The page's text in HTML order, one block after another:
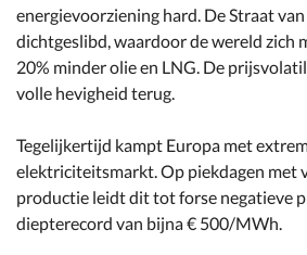
energievoorziening hard. De Straat
dichtgeslibd, waardoor de wereld zich
20% minder olie en LNG. De
volle hevigheid terug.
Tegelijkertijd kampt Europa met
elektriciteitsmarkt. Op piekdagen met
productie leidt dit tot forse negatieve
diepterecord van bijna € 500/MWh.